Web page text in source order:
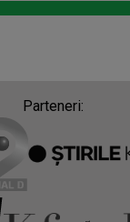
Parteneri: